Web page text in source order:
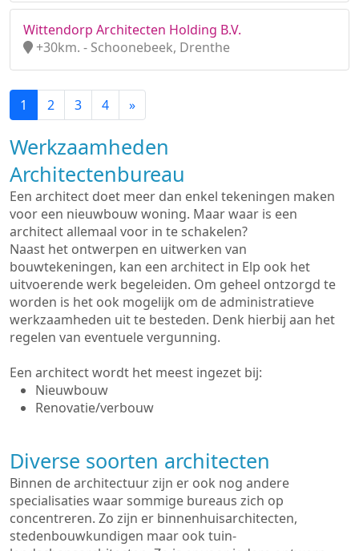
Wittendorp Architecten Holding B.V.
+30km. - Schoonebeek, Drenthe
1 2 3 4 »
Werkzaamheden
Architectenbureau
Een architect doet meer dan enkel tekeningen maken
voor een nieuwbouw woning. Maar waar is een
architect allemaal voor in te schakelen?
Naast het ontwerpen en uitwerken van
bouwtekeningen, kan een architect in Elp ook het
uitvoerende werk begeleiden. Om geheel ontzorgd te
worden is het ook mogelijk om de administratieve
werkzaamheden uit te besteden. Denk hierbij aan het
regelen van eventuele vergunning.
Een architect wordt het meest ingezet bij:
Nieuwbouw
Renovatie/verbouw
Diverse soorten architecten
Binnen de architectuur zijn er ook nog andere
specialisaties waar sommige bureaus zich op
concentreren. Zo zijn er binnenhuisarchitecten,
stedenbouwkundigen maar ook tuin-